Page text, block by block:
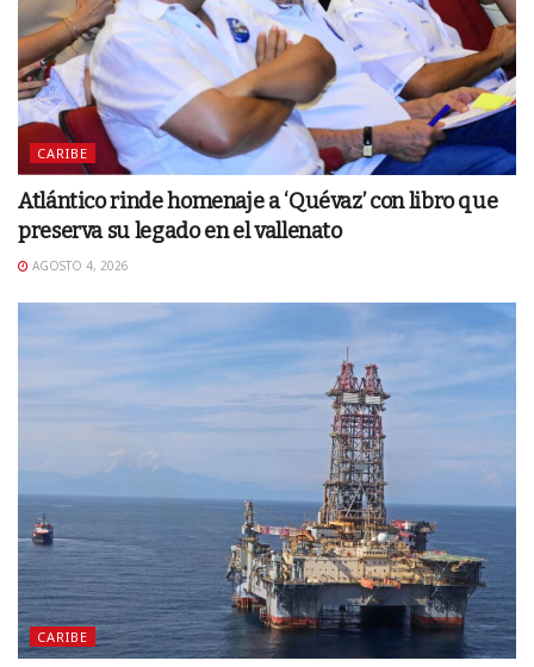
CARIBE
Atlántico rinde homenaje a ‘Quévaz’ con libro que
preserva su legado en el vallenato
AGOSTO 4, 2026
CARIBE